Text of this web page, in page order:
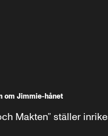
om Jimmie-hånet
Makten” ställer